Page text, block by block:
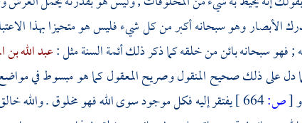
الأبصار وهو سبحانه أكبر من كل شيء فليس هو متحيزا بهذا
سبحانه بائن من خلقه كما ذكر ذلك أئمة السنة مثل :عبد الله بن
دل على ذلك صحيح المنقول وصريح المعقول كما هو مبسوط في
[ص:664 ]
يفتقر إليه فكل موجود سوى الله فهو مخلوق . والله